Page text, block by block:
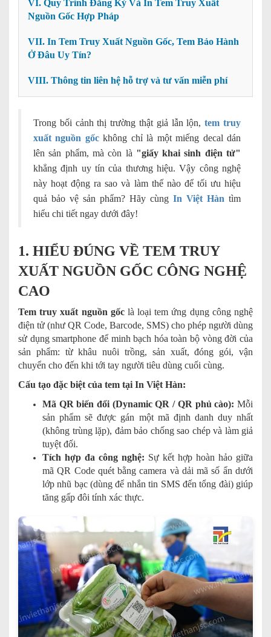
VI. Quy Trình Đăng Ký Và In Tem Truy Xuất
Nguồn Gốc Hợp Pháp
VII. In Tem Truy Xuất Nguồn Gốc, Tem Bảo Hành
Ở Đâu Uy Tín?
VIII. Thông tin liên hệ hỗ trợ và tư vấn miễn phí
Trong bối cảnh thị trường thật giả lẫn lộn,tem truy
xuất nguồn gốckhông chỉ là một miếng decal dán
lên sản phẩm, mà còn là "giấy khai sinh điện tử"
khẳng định uy tín của thương hiệu. Vậy công nghệ
này hoạt động ra sao và làm thế nào để tối ưu hiệu
quả bảo vệ sản phẩm? Hãy cùng In Việt Hàn tìm
hiểu chi tiết ngay dưới đây!
1. HIỂU ĐÚNG VỀ TEM TRUY
XUẤT NGUỒN GỐC CÔNG NGHỆ
CAO
Tem truy xuất nguồn gốclà loại tem ứng dụng công nghệ
điện tử (như QR Code, Barcode, SMS) cho phép người dùng
sử dụng smartphone để minh bạch hóa toàn bộ vòng đời của
sản phẩm: từ khâu nuôi trồng, sản xuất, đóng gói, vận
chuyển cho đến khi tới tay người tiêu dùng cuối cùng.
Cấu tạo đặc biệt của tem tại In Việt Hàn:
Mã QR biến đổi (Dynamic QR / QR phủ cào): Mỗi
sản phẩm sẽ được gán một mã định danh duy nhất
(không trùng lặp), đảm bảo chống sao chép và làm giả
tuyệt đối.
Tích hợp đa công nghệ: Sự kết hợp hoàn hảo giữa
mã QR Code quét bằng camera và dải mã số ẩn dưới
lớp nhũ bạc (dùng để nhắn tin SMS đến tổng đài) giúp
tăng gấp đôi tính xác thực.